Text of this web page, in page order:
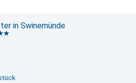
in Swinemünde